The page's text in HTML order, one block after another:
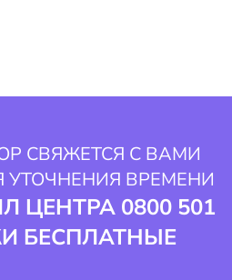
СВЯЖЕТСЯ С ВАМИ
ВРЕМЕНИ
ЦЕНТРА 0800 501
БЕСПЛАТНЫЕ